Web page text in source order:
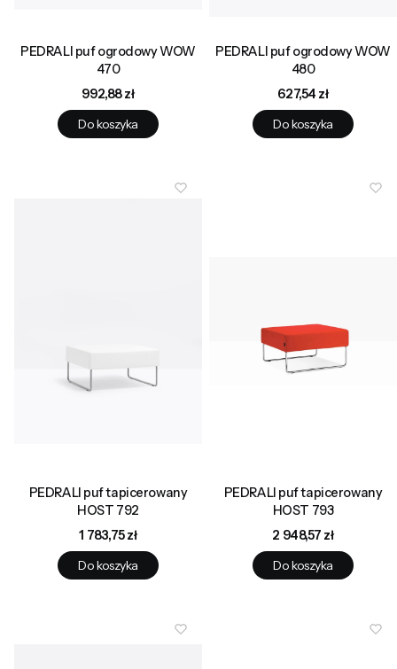
PEDRALI puf ogrodowy WOW
470
Cena
992,88 zł
Do koszyka
PEDRALI puf ogrodowy WOW
480
Cena
627,54 zł
Do koszyka
PEDRALI puf tapicerowany
HOST 792
Cena
1 783,75 zł
Do koszyka
PEDRALI puf tapicerowany
HOST 793
Cena
2 948,57 zł
Do koszyka